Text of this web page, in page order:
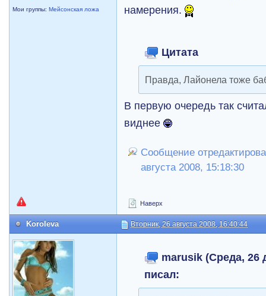
Мои группы:Мейсонская ложа
намерения.
Цитата
Правда, Лайонела тоже
В первую очередь так
виднее
Сообщение
августа 2008, 15:18:30
Наверх
Koroleva Вторник, 26 августа 2008, 16:40:44
marusik (Среда, 26
писал: